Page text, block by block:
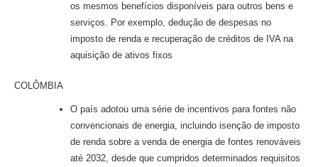
os mesmos benefícios disponíveis para outros bens e
serviços. Por exemplo, dedução de despesas no
imposto de renda e recuperação de créditos de IVA na
aquisição de ativos fixos
COLÔMBIA
O país adotou uma série de incentivos para fontes não
convencionais de energia, incluindo isenção de imposto
de renda sobre a venda de energia de fontes renováveis
até 2032, desde que cumpridos determinados requisitos